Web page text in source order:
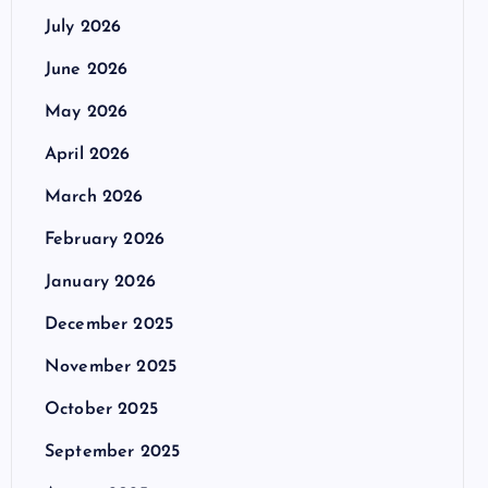
July 2026
June 2026
May 2026
April 2026
March 2026
February 2026
January 2026
December 2025
November 2025
October 2025
September 2025